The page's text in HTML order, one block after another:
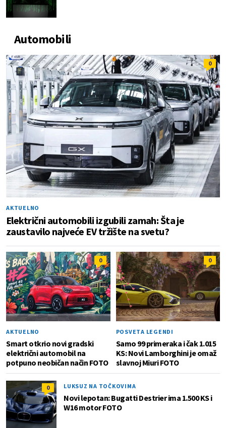
Automobili
0
AKTUELNO
Električni automobili izgubili zamah: Šta je
zaustavilo najveće EV tržište na svetu?
0
AKTUELNO
Smart otkrio novi gradski
električni automobil na
potpuno neobičan način FOTO
0
POSVETA LEGENDI
Samo 99 primeraka i čak 1.015
KS: Novi Lamborghini je omaž
slavnoj Miuri FOTO
0 LUKSUZ NA TOČKOVIMA
Novi lepotan: Bugatti Destrier ima 1.500 KS i
W16 motor FOTO